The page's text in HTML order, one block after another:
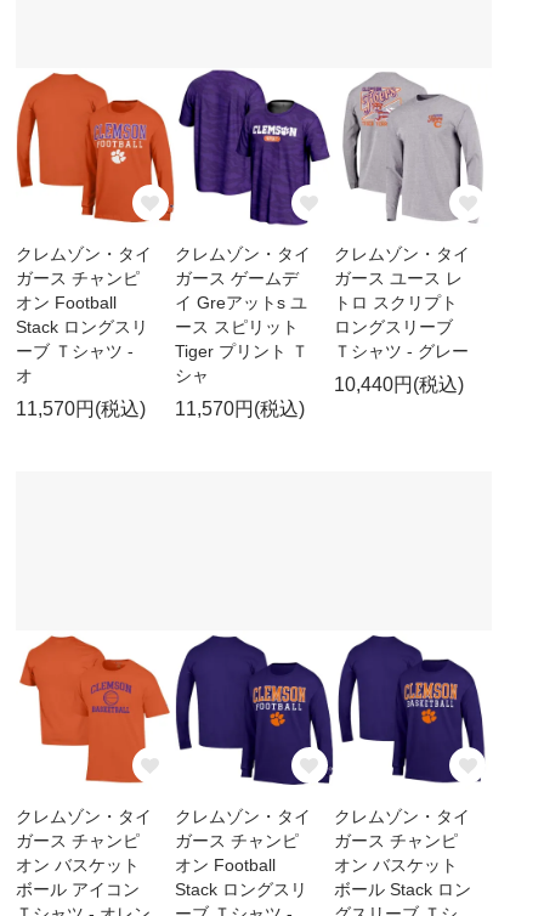
クレムゾン・タイ
ガース チャンピ
オン Football
Stack ロングスリ
ーブ Ｔシャツ -
オ
11,570円(税込)
クレムゾン・タイ
ガース ゲームデ
イ Greアットs ユ
ース スピリット
Tiger プリント Ｔ
シャ
11,570円(税込)
クレムゾン・タイ
ガース ユース レ
トロ スクリプト
ロングスリーブ
Ｔシャツ - グレー
10,440円(税込)
クレムゾン・タイ
ガース チャンピ
オン バスケット
ボール アイコン
クレムゾン・タイ
ガース チャンピ
オン Football
Stack ロングスリ
クレムゾン・タイ
ガース チャンピ
オン バスケット
ボール Stack ロン